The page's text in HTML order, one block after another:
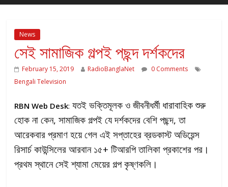
News
সেই সামাজিক গল্পই পছন্দ দর্শকদের
February 15, 2019 RadioBanglaNet
0 Comments
Bengali Television
RBN Web Desk: যতই ভক্তিমূলক ও জীবনীধর্মী ধারাবাহিক শুরু
হোক না কেন, সামাজিক গল্পই যে দর্শকদের বেশি পছন্দ, তা
আরেকবার প্রমাণ হয়ে গেল এই সপ্তাহের ব্রডকাস্ট অডিয়েন্স
রিসার্চ কাউন্সিলের আরবান ১৫+ টিআরপি তালিকা প্রকাশের পর।
প্রথম স্থানে সেই শ্যামা মেয়ের গল্প কৃষ্ণকলি।